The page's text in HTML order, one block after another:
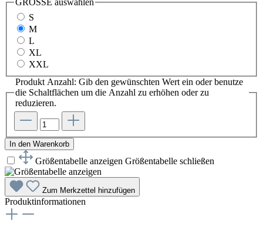
GRÖSSE auswählen
S
M
L
XL
XXL
Produkt Anzahl: Gib den gewünschten Wert ein oder benutze
die Schaltflächen um die Anzahl zu erhöhen oder zu
reduzieren.
In den Warenkorb
Größentabelle anzeigen Größentabelle schließen
Zum Merkzettel hinzufügen
Produktinformationen